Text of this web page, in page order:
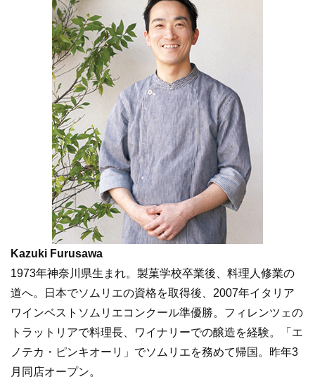
Kazuki Furusawa
1973年神奈川県生まれ。製菓学校卒業後、料理人修業の
道へ。日本でソムリエの資格を取得後、2007年イタリア
ワインベストソムリエコンクール準優勝。フィレンツェの
トラットリアで料理長、ワイナリーでの醸造を経験。「エ
ノテカ・ピンキオーリ」でソムリエを務めて帰国。昨年3
月同店オープン。